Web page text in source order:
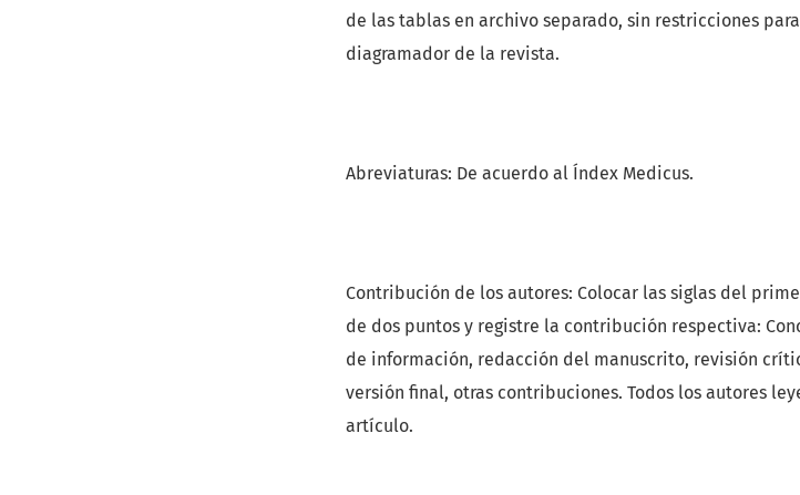
de las tablas en archivo separado, sin restricciones
diagramador de la revista.
Abreviaturas: De acuerdo al Índex Medicus.
Contribución de los autores: Colocar las siglas del
de dos puntos y registre la contribución respectiva:
de información, redacción del manuscrito, revisión
versión final, otras contribuciones. Todos los autores
artículo.